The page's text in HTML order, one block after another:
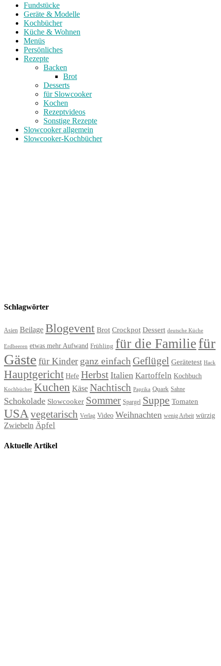
Fundstücke
Geräte & Modelle
Kochbücher
Küche & Wohnen
Menüs
Persönliches
Rezepte
Backen
Brot
Desserts
für Slowcooker
Kochen
Rezeptvideos
Sonstige Rezepte
Slowcooker allgemein
Slowcooker-Kochbücher
Schlagwörter
Asien Beilage Blogevent Brot Crockpot Dessert deutsche Küche
Erdbeeren etwas mehr Aufwand Frühling für die Familie für
Gäste für Kinder ganz einfach Geflügel Gerätetest Hack
Hauptgericht Hefe Herbst Italien Kartoffeln Kochbuch
Kochbücher Kuchen Käse Nachtisch Paprika Quark Sahne
Schokolade Slowcooker Sommer Spargel Suppe Tomaten
USA vegetarisch Verlag Video Weihnachten wenig Arbeit würzig
Zwiebeln Äpfel
Aktuelle Artikel